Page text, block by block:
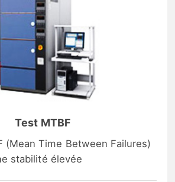
Test MTBF
(Mean Time Between Failures)
stabilité élevée